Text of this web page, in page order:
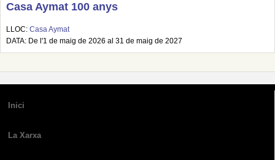
Casa Aymat 100 anys
LLOC: Casa Aymat
DATA: De l'1 de maig de 2026 al 31 de maig de 2027
Inici
La Xarxa